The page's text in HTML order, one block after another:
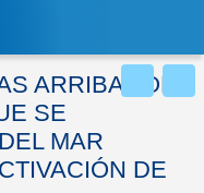
ARRIBARON
SE
MAR
DE